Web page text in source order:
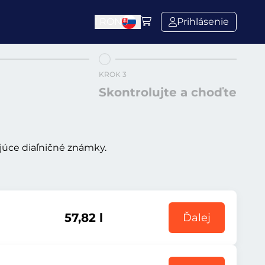
Prihlásenie
KROK 3
Skontrolujte a choďte
diaľničné známky.
57,82 l Ďalej